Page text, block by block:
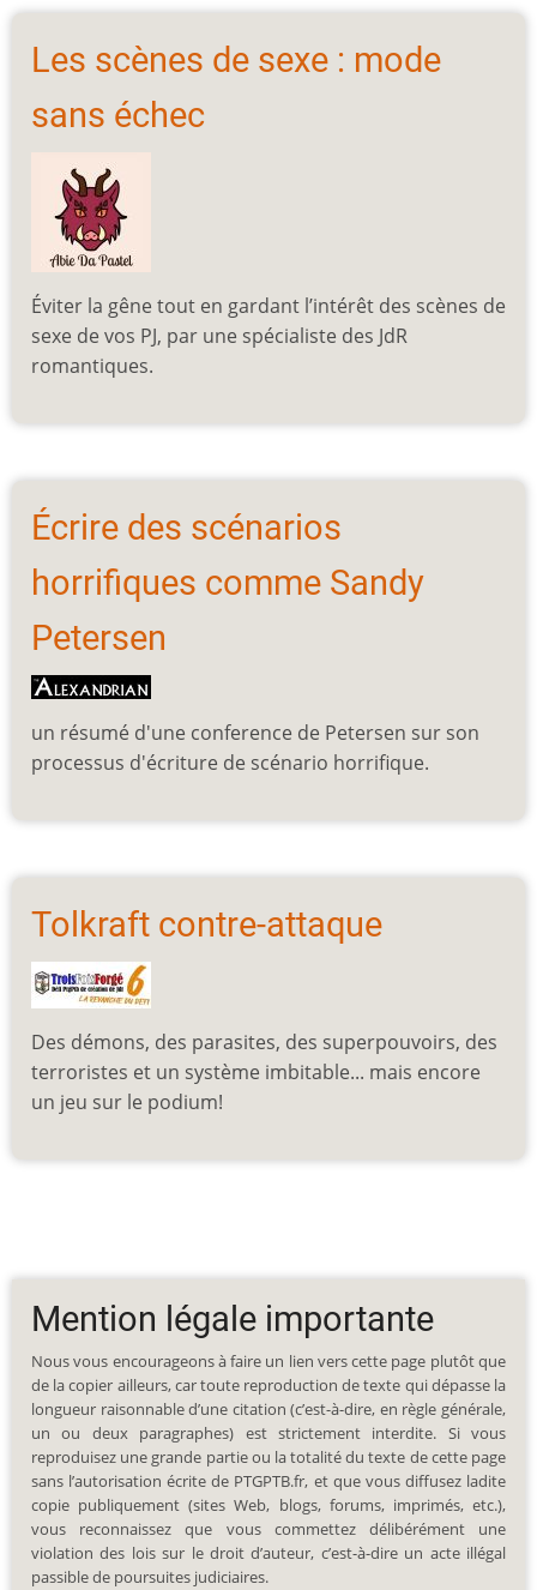
Les scènes de sexe : mode
sans échec
Éviter la gêne tout en gardant l’intérêt des scènes de
sexe de vos PJ, par une spécialiste des JdR
romantiques.
Écrire des scénarios
horrifiques comme Sandy
Petersen
un résumé d'une conference de Petersen sur son
processus d'écriture de scénario horrifique.
Tolkraft contre-attaque
Des démons, des parasites, des superpouvoirs, des
terroristes et un système imbitable... mais encore
un jeu sur le podium!
Mention légale importante
Nous vous encourageons à faire un lien vers cette page plutôt que
de la copier ailleurs, car toute reproduction de texte qui dépasse la
longueur raisonnable d’une citation (c’est-à-dire, en règle générale,
un ou deux paragraphes) est strictement interdite. Si vous
reproduisez une grande partie ou la totalité du texte de cette page
sans l’autorisation écrite de PTGPTB.fr, et que vous diffusez ladite
copie publiquement (sites Web, blogs, forums, imprimés, etc.),
vous reconnaissez que vous commettez délibérément une
violation des lois sur le droit d’auteur, c’est-à-dire un acte illégal
passible de poursuites judiciaires.